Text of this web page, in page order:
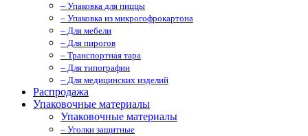
– Упаковка для пиццы
– Упаковка из микрогофрокартона
– Для мебели
– Для пирогов
– Транспортная тара
– Для типографии
– Для медицинских изделий
Распродажа
Упаковочные материалы
Упаковочные материалы
– Уголки защитные